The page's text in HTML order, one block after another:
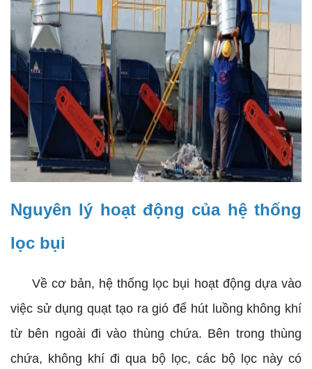
Nguyên lý hoạt động của hệ thống
lọc bụi
Về cơ bản, hệ thống lọc bụi hoạt động dựa vào
việc sử dụng quạt tạo ra gió để hút luồng không khí
từ bên ngoài đi vào thùng chứa. Bên trong thùng
chứa, không khí đi qua bộ lọc, các bộ lọc này có